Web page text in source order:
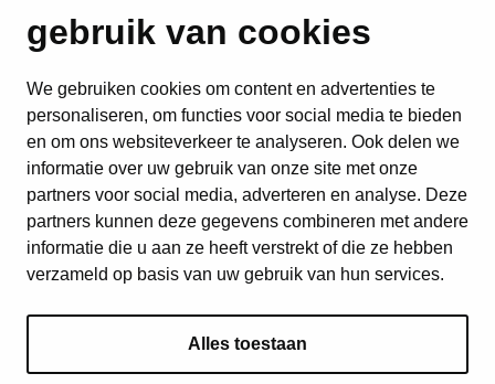
gebruik van cookies
We gebruiken cookies om content en advertenties te
personaliseren, om functies voor social media te bieden
en om ons websiteverkeer te analyseren. Ook delen we
informatie over uw gebruik van onze site met onze
partners voor social media, adverteren en analyse. Deze
partners kunnen deze gegevens combineren met andere
informatie die u aan ze heeft verstrekt of die ze hebben
verzameld op basis van uw gebruik van hun services.
Alles toestaan